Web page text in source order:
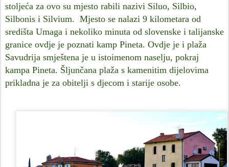
stoljeća za ovo su mjesto rabili nazivi Siluo, Silbio,
Silbonis i Silvium. Mjesto se nalazi 9 kilometara od
središta Umaga i nekoliko minuta od slovenske i talijanske
granice ovdje je poznati kamp Pineta. Ovdje je i plaža
Savudrija smještena je u istoimenom naselju, pokraj
kampa Pineta. Šljunčana plaža s kamenitim dijelovima
prikladna je za obitelji s djecom i starije osobe.